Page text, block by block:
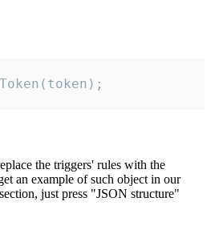
the triggers' rules with the
an example of such object in our
just press "JSON structure"